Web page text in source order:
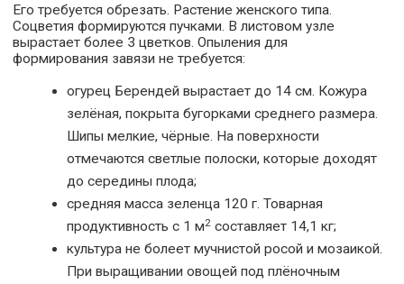
Его требуется обрезать. Растение женского типа.
Соцветия формируются пучками. В листовом узле
вырастает более 3 цветков. Опыления для
формирования завязи не требуется:
огурец Берендей вырастает до 14 см. Кожура
зелёная, покрыта бугорками среднего размера.
Шипы мелкие, чёрные. На поверхности
отмечаются светлые полоски, которые доходят
до середины плода;
средняя масса зеленца 120 г. Товарная
продуктивность с 1 м2 составляет 14,1 кг;
культура не болеет мучнистой росой и мозаикой.
При выращивании овощей под плёночным